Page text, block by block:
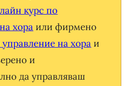
курс по
хора или фирмено
на хора и
и
да управляваш